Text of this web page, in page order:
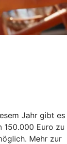
Jahr gibt es
150.000 Euro zu
Mehr zur